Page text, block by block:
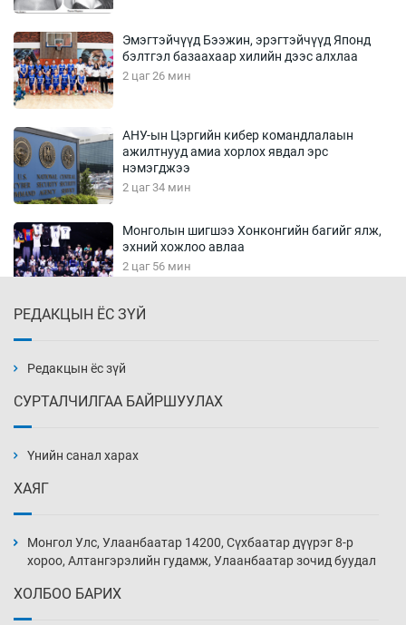
Эмэгтэйчүүд Бээжин, эрэгтэйчүүд Японд
бэлтгэл базаахаар хилийн дээс алхлаа
2 цаг 26 мин
АНУ-ын Цэргийн кибер командлалаын
ажилтнууд амиа хорлох явдал эрс
нэмэгджээ
2 цаг 34 мин
Монголын шигшээ Хонконгийн багийг ялж,
эхний хожлоо авлаа
2 цаг 56 мин
3 цаг 26 мин
3 цаг 56 мин
4 цаг 26 мин
РЕДАКЦЫН ЁС ЗҮЙ
Редакцын ёс зүй
СУРТАЛЧИЛГАА БАЙРШУУЛАХ
Үнийн санал харах
ХАЯГ
Монгол Улс, Улаанбаатар 14200, Сүхбаатар дүүрэг 8-р
хороо, Алтангэрэлийн гудамж, Улаанбаатар зочид буудал
ХОЛБОО БАРИХ